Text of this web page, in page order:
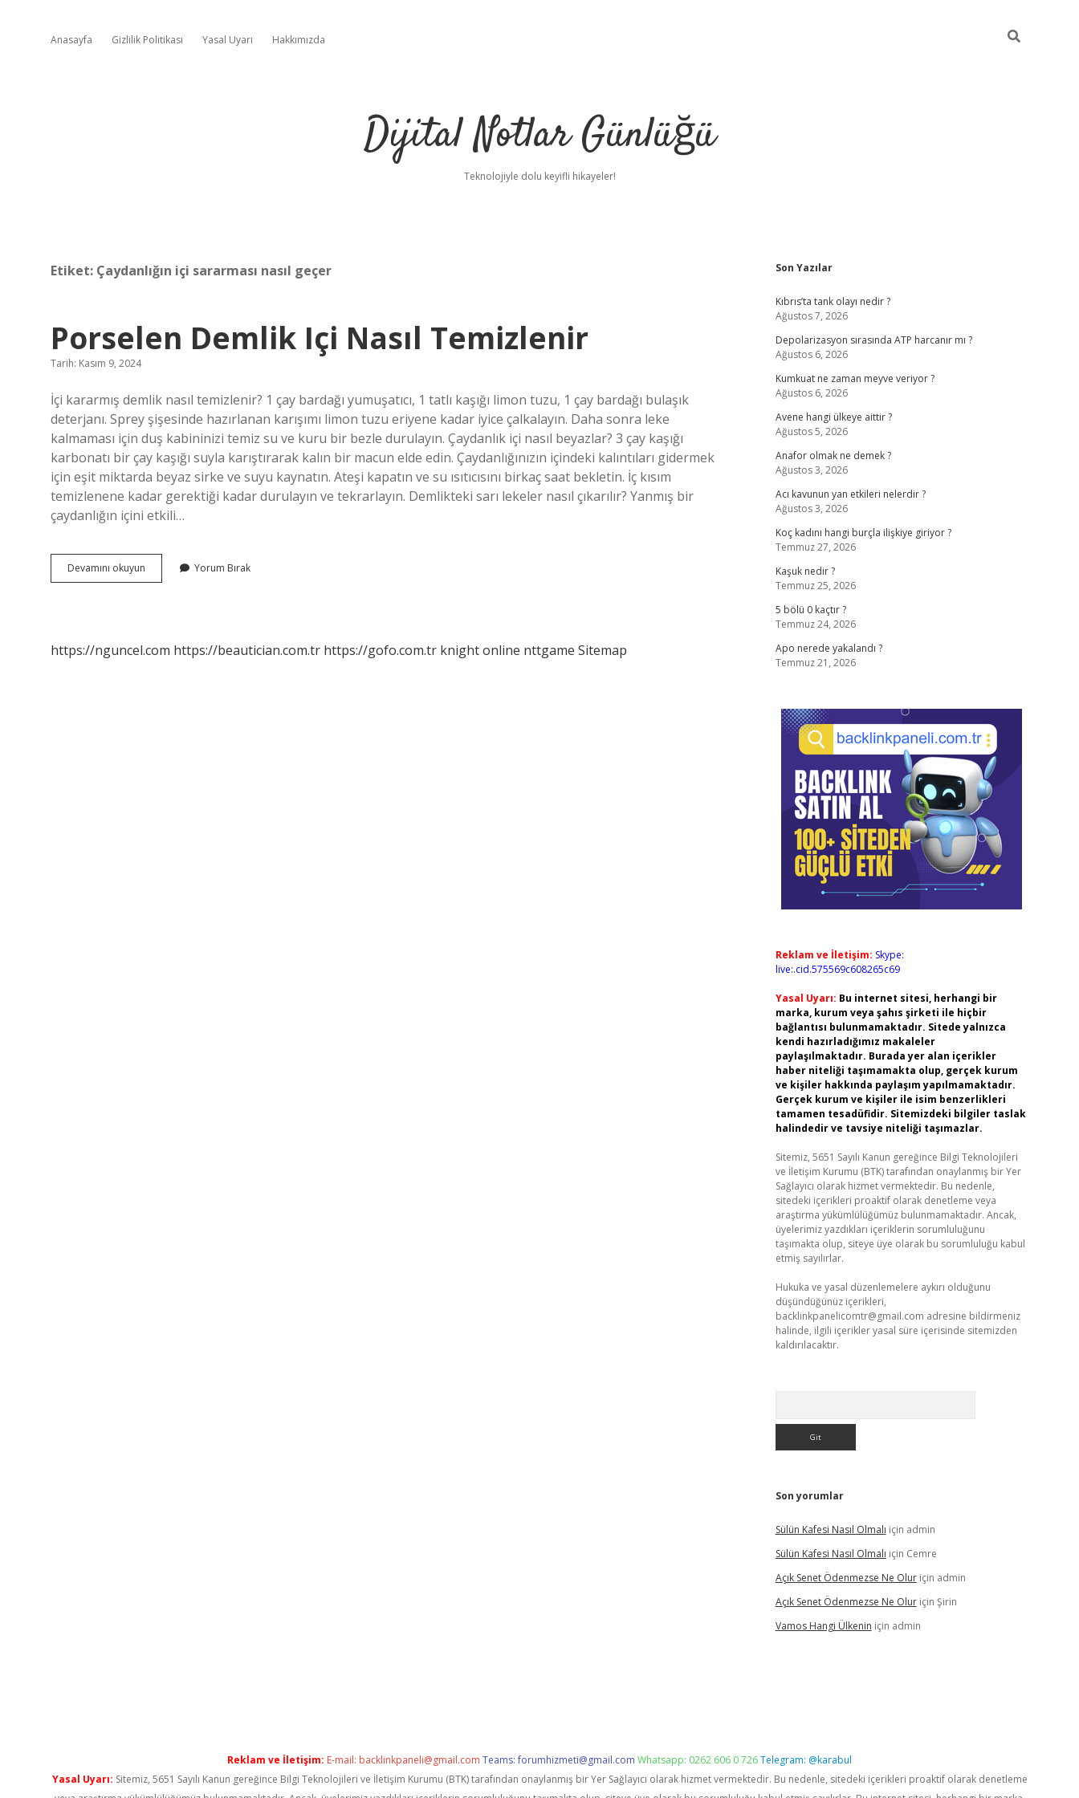
Anasayfa Gizlilik Politikası Yasal Uyarı Hakkımızda
Dijital Notlar Günlüğü
Teknolojiyle dolu keyifli hikayeler!
Etiket: Çaydanlığın içi sararması nasıl geçer
Porselen Demlik Içi Nasıl Temizlenir
Tarih: Kasım 9, 2024
İçi kararmış demlik nasıl temizlenir? 1 çay bardağı yumuşatıcı, 1 tatlı kaşığı limon tuzu, 1 çay bardağı bulaşık
deterjanı. Sprey şişesinde hazırlanan karışımı limon tuzu eriyene kadar iyice çalkalayın. Daha sonra leke
kalmaması için duş kabininizi temiz su ve kuru bir bezle durulayın. Çaydanlık içi nasıl beyazlar? 3 çay kaşığı
karbonatı bir çay kaşığı suyla karıştırarak kalın bir macun elde edin. Çaydanlığınızın içindeki kalıntıları gidermek
için eşit miktarda beyaz sirke ve suyu kaynatın. Ateşi kapatın ve su ısıtıcısını birkaç saat bekletin. İç kısım
temizlenene kadar gerektiği kadar durulayın ve tekrarlayın. Demlikteki sarı lekeler nasıl çıkarılır? Yanmış bir
çaydanlığın içini etkili…
Devamını okuyun Porselen
Demlik
Yorum Bırak
https://nguncel.com https://beautician.com.tr https://gofo.com.tr knight online nttgame Sitemap
Sidebar
Son Yazılar
Kıbrıs’ta tank olayı nedir ?
Ağustos 7, 2026
Depolarizasyon sırasında ATP harcanır mı ?
Ağustos 6, 2026
Kumkuat ne zaman meyve veriyor ?
Ağustos 6, 2026
Avene hangi ülkeye aittir ?
Ağustos 5, 2026
Anafor olmak ne demek ?
Ağustos 3, 2026
Acı kavunun yan etkileri nelerdir ?
Ağustos 3, 2026
Koç kadını hangi burçla ilişkiye giriyor ?
Temmuz 27, 2026
Kaşuk nedir ?
Temmuz 25, 2026
5 bölü 0 kaçtır ?
Temmuz 24, 2026
Apo nerede yakalandı ?
Temmuz 21, 2026
Reklam ve İletişim: Skype:
live:.cid.575569c608265c69
Yasal Uyarı: Bu internet sitesi, herhangi bir
marka, kurum veya şahıs şirketi ile hiçbir
bağlantısı bulunmamaktadır. Sitede yalnızca
kendi hazırladığımız makaleler
paylaşılmaktadır. Burada yer alan içerikler
haber niteliği taşımamakta olup, gerçek kurum
ve kişiler hakkında paylaşım yapılmamaktadır.
Gerçek kurum ve kişiler ile isim benzerlikleri
tamamen tesadüfidir. Sitemizdeki bilgiler taslak
halindedir ve tavsiye niteliği taşımazlar.
Sitemiz, 5651 Sayılı Kanun gereğince Bilgi Teknolojileri
ve İletişim Kurumu (BTK) tarafından onaylanmış bir Yer
Sağlayıcı olarak hizmet vermektedir. Bu nedenle,
sitedeki içerikleri proaktif olarak denetleme veya
araştırma yükümlülüğümüz bulunmamaktadır. Ancak,
üyelerimiz yazdıkları içeriklerin sorumluluğunu
taşımakta olup, siteye üye olarak bu sorumluluğu kabul
etmiş sayılırlar.
Hukuka ve yasal düzenlemelere aykırı olduğunu
düşündüğünüz içerikleri,
backlinkpanelicomtr@gmail.com adresine bildirmeniz
halinde, ilgili içerikler yasal süre içerisinde sitemizden
kaldırılacaktır.
Son yorumlar
Sülün Kafesi Nasıl Olmalı için admin
Sülün Kafesi Nasıl Olmalı için Cemre
Açık Senet Ödenmezse Ne Oluriçin admin
Açık Senet Ödenmezse Ne Oluriçin Şirin
Vamos Hangi Ülkenin için admin
Reklam ve İletişim: E-mail: backlinkpaneli@gmail.com Teams:forumhizmeti@gmail.com Whatsapp: 0262 606 0 726Telegram: @karabul
Yasal Uyarı: Sitemiz, 5651 Sayılı Kanun gereğince Bilgi Teknolojileri ve İletişim Kurumu (BTK) tarafından onaylanmış bir Yer Sağlayıcı olarak hizmet vermektedir. Bu nedenle, sitedeki içerikleri proaktif olarak denetleme